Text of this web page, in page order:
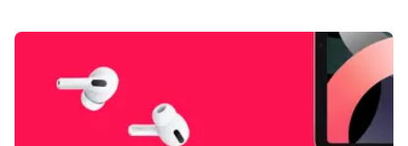
Nachhaltig u wer
mal wieder ein
hat (Xbox,
Smartphone etc),
Grover nur
Möglichkeit